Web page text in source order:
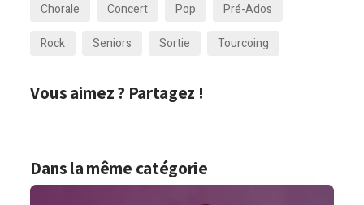
Chorale Concert Pop
Pré-Ados
Rock
Seniors Sortie Tourcoing
Vous aimez ? Partagez !
Dans la même catégorie